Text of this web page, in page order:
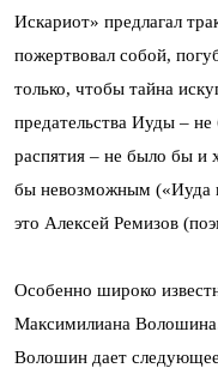
Искариот» предлагал
пожертвовал собой,
только, чтобы тайна
предательства Иуды –
распятия – не было бы и
бы невозможным («Иуда
это Алексей Ремизов
Особенно широко
Максимилиана
Волошин дает